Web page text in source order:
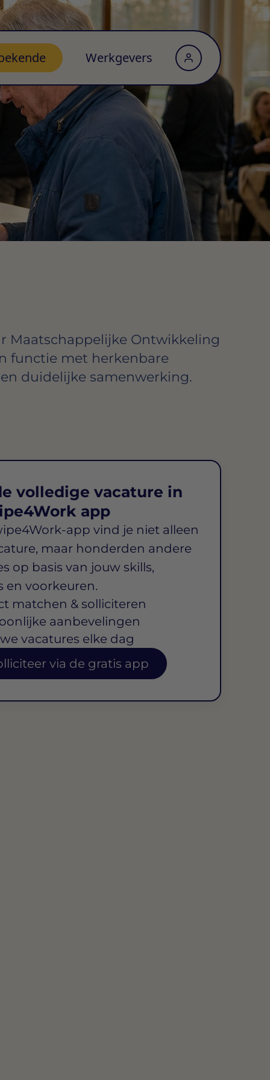
Werkgevers
Maatschappelijke Ontwikkeling
functie met herkenbare
duidelijke samenwerking.
volledige vacature in
app
app vind je niet alleen
maar honderden andere
op basis van jouw skills,
en voorkeuren.
matchen & solliciteren
aanbevelingen
vacatures elke dag
via de gratis app